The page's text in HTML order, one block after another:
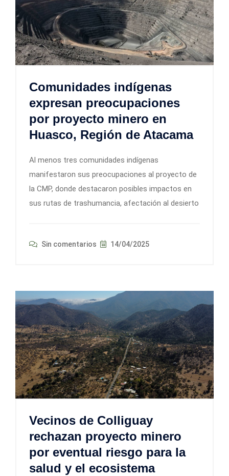
Comunidades indígenas
expresan preocupaciones
por proyecto minero en
Huasco, Región de Atacama
Al menos tres comunidades indígenas
manifestaron sus preocupaciones al proyecto de
la CMP, donde destacaron posibles impactos en
sus rutas de trashumancia, afectación al desierto
Sin comentarios 14/04/2025
Vecinos de Colliguay
rechazan proyecto minero
por eventual riesgo para la
salud y el ecosistema